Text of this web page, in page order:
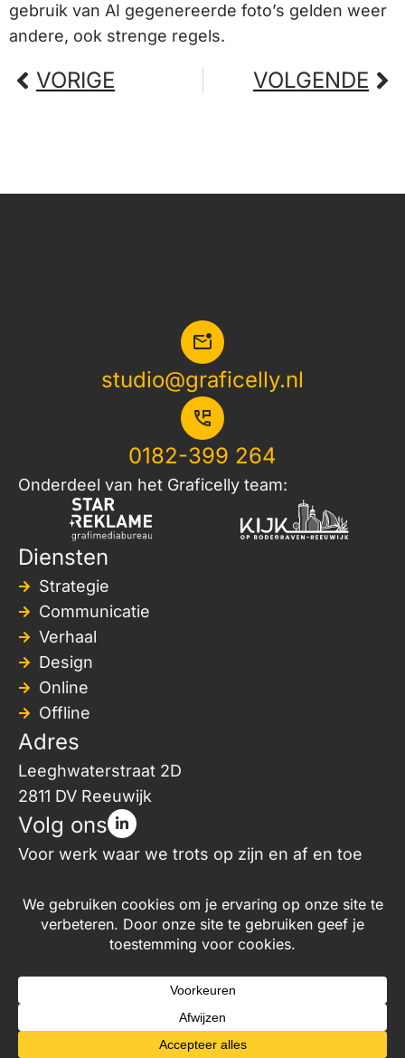
gebruik van AI gegenereerde foto’s gelden weer
andere, ook strenge regels.
VORIGE VOLGENDE
studio@graficelly.nl
0182-399 264
Onderdeel van het Graficelly team:
Diensten
Strategie
Communicatie
Verhaal
Design
Online
Offline
Adres
Leeghwaterstraat 2D
2811 DV Reeuwijk
Volg ons
Voor werk waar we trots op zijn en af en toe
© Graficelly 2026Algemene voorwaarden
Verwerkersvoorwaarden AI-protocol